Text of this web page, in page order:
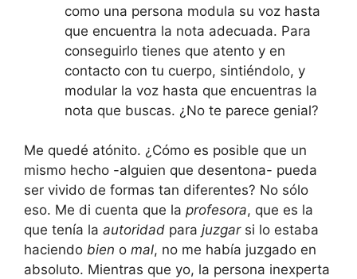
como una persona modula su voz hasta
que encuentra la nota adecuada. Para
conseguirlo tienes que atento y en
contacto con tu cuerpo, sintiéndolo, y
modular la voz hasta que encuentras la
nota que buscas. ¿No te parece genial?
Me quedé atónito. ¿Cómo es posible que un
mismo hecho -alguien que desentona- pueda
ser vivido de formas tan diferentes? No sólo
eso. Me di cuenta que la profesora, que es la
que tenía la autoridad para juzgar si lo estaba
haciendo bien o mal, no me había juzgado en
absoluto. Mientras que yo, la persona inexperta